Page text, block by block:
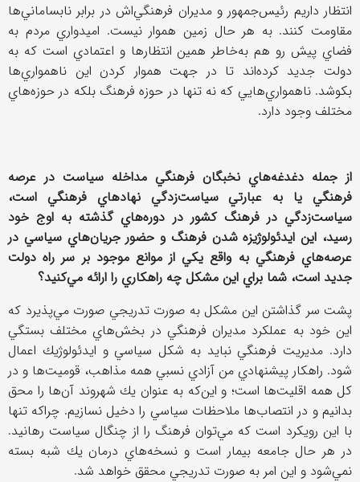
انتظار داريم رئيس‌جمهور و مديران فرهنگي‌اش در برابر نابساماني‌ها
مقاومت كنند. به هر حال زمين هموار نيست. اميدواري مردم به
فضاي پيش رو هم به‌خاطر همين انتظارها و اعتمادي است كه به
دولت جديد كرده‌اند تا در جهت هموار كردن اين ناهمواري‌ها
بكوشد. ناهمواري‌هايي كه نه تنها در حوزه فرهنگ بلكه در حوزه‌‌هاي
مختلف وجود دارد.
از جمله دغدغه‌هاي نخبگان فرهنگي مداخله سياست در عرصه
فرهنگي يا به عبارتي سياست‌زدگي نهادهاي فرهنگي است،
سياست‌زدگي در فرهنگ كشور در دوره‌هاي گذشته به اوج خود
رسيد، اين ايدئولوژيزه شدن فرهنگ و حضور جريان‌هاي سياسي در
عرصه‌هاي فرهنگي به واقع يكي از موانع موجود بر سر راه دولت
جديد است، شما براي اين مشكل چه راهكاري را ارائه مي‌كنيد؟
پشت سر گذاشتن اين مشكل به صورت تدريجي صورت مي‌پذيرد كه
اين خود به عملكرد مديران فرهنگي در بخش‌هاي مختلف بستگي
دارد. مديريت فرهنگي نبايد به شكل سياسي و ايدئولوژيك اعمال
شود. راهكار پيشنهادي من آزادي نسبي همه مذاهب، قوميت‌ها و در
كل همه اقليت‌ها است؛ و اين‌كه به عنوان يك شهروند آن‌ها را محق
بدانيم و در انتصاب‌ها ملاحظات سياسي را دخيل نسازيم. چراكه تنها
با اين رويكرد است كه مي‌توان فرهنگ را از چنگال سياست رهانيد.
در هر حال جامعه بيمار است و نسخه‌هاي درمان يك شبه بسته
نمي‌شود‌ و اين امر به صورت تدريجي محقق خواهد شد.